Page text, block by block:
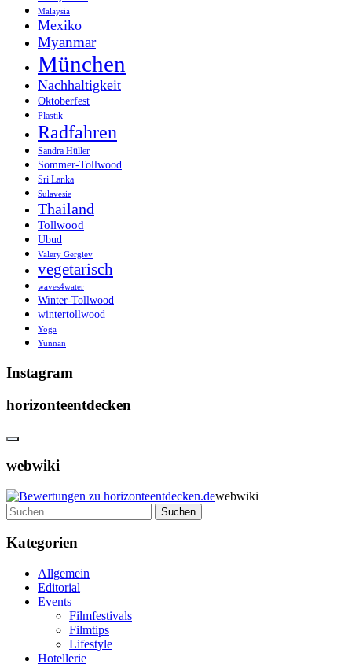
Malaysia
Mexiko
Myanmar
München
Nachhaltigkeit
Oktoberfest
Plastik
Radfahren
Sandra Hüller
Sommer-Tollwood
Sri Lanka
Sulavesie
Thailand
Tollwood
Ubud
Valery Gergiev
vegetarisch
waves4water
Winter-Tollwood
wintertollwood
Yoga
Yunnan
Instagram
horizonteentdecken
webwiki
webwiki
Suchen
nach:
Kategorien
Allgemein
Editorial
Events
Filmfestivals
Filmtips
Lifestyle
Hotellerie